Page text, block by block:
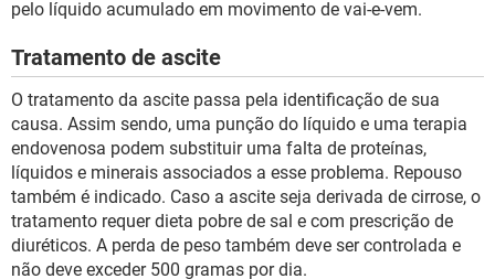
pelo líquido acumulado em movimento de vai-e-vem.
Tratamento de ascite
O tratamento da ascite passa pela identificação de sua
causa. Assim sendo, uma punção do líquido e uma terapia
endovenosa podem substituir uma falta de proteínas,
líquidos e minerais associados a esse problema. Repouso
também é indicado. Caso a ascite seja derivada de cirrose, o
tratamento requer dieta pobre de sal e com prescrição de
diuréticos. A perda de peso também deve ser controlada e
não deve exceder 500 gramas por dia.